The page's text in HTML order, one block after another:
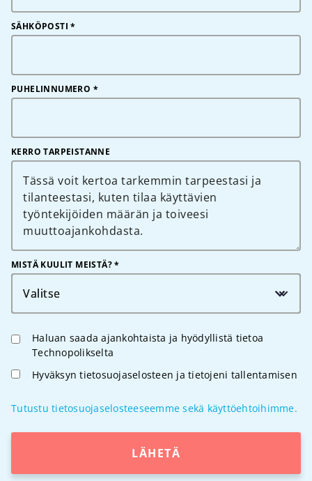
SÄHKÖPOSTI *
PUHELINNUMERO *
KERRO TARPEISTANNE
MISTÄ KUULIT MEISTÄ? *
Valitse
Haluan saada ajankohtaista ja hyödyllistä tietoa
Technopolikselta
Hyväksyn tietosuojaselosteen ja tietojeni tallentamisen
Tutustu tietosuojaselosteeseemme sekä käyttöehtoihimme.
LÄHETÄ